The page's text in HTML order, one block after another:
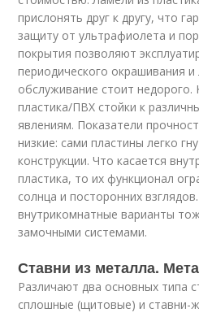
прислонять друг к другу, что
защиту от ультрафиолета и
покрытия позволяют
периодического окрашивания
обслуживание стоит недорого.
пластика/ПВХ стойки к
явлениям. Показатели
низкие: сами пластины легко
конструкции. Что касается
пластика, то их функционал
солнца и посторонних
внутрикомнатные варианты
замочными системами.
Ставни из металла.
Различают два основных типа
сплошные (щитовые) и ставни-